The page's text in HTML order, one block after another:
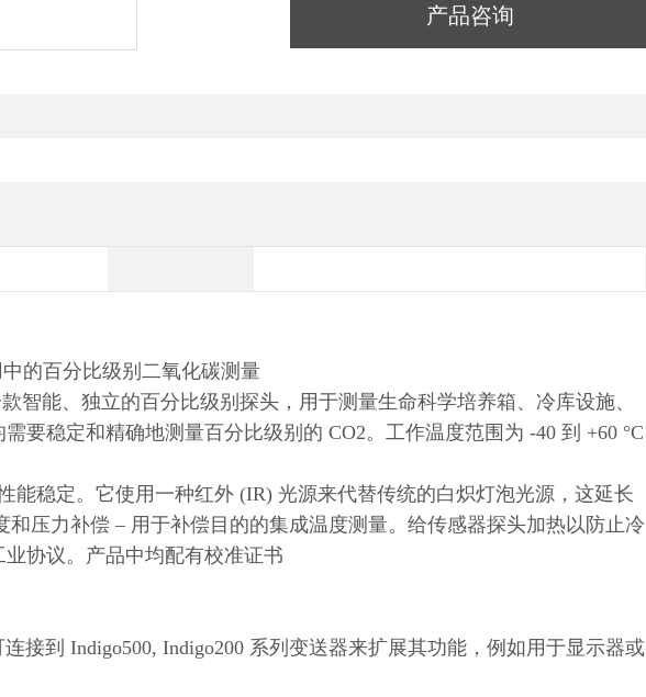
产品咨询
的百分比级别二氧化碳测量
智能、独立的百分比级别探头，用于测量生命科学培养箱、冷库设施、
要稳定和精确地测量百分比级别的 CO2。工作温度范围为 -40 到 +60 °C
能稳定。它使用一种红外 (IR) 光源来代替传统的白炽灯泡光源，这延长
和压力补偿 – 用于补偿目的的集成温度测量。给传感器探头加热以防止冷
业协议。产品中均配有校准证书
接到 Indigo500, Indigo200 系列变送器来扩展其功能，例如用于显示器或